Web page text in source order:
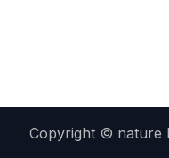
Copyright © nature